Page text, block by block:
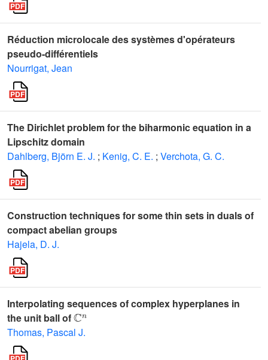
Réduction microlocale des systèmes d'opérateurs
pseudo-différentiels
Nourrigat, Jean
The Dirichlet problem for the biharmonic equation in a
Lipschitz domain
Dahlberg, Björn E. J. ; Kenig, C. E. ; Verchota, G. C.
Construction techniques for some thin sets in duals of
compact abelian groups
Hajela, D. J.
Interpolating sequences of complex hyperplanes in
the unit ball of
ℂn
Thomas, Pascal J.